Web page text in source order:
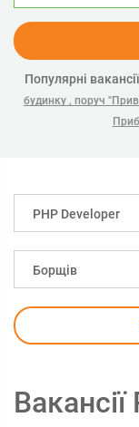
Популярні
будинку , поруч
PHP Developer
Борщів